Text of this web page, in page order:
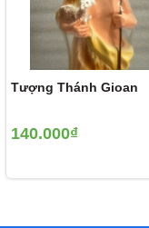
Tượng Thánh Gioan
140.000₫